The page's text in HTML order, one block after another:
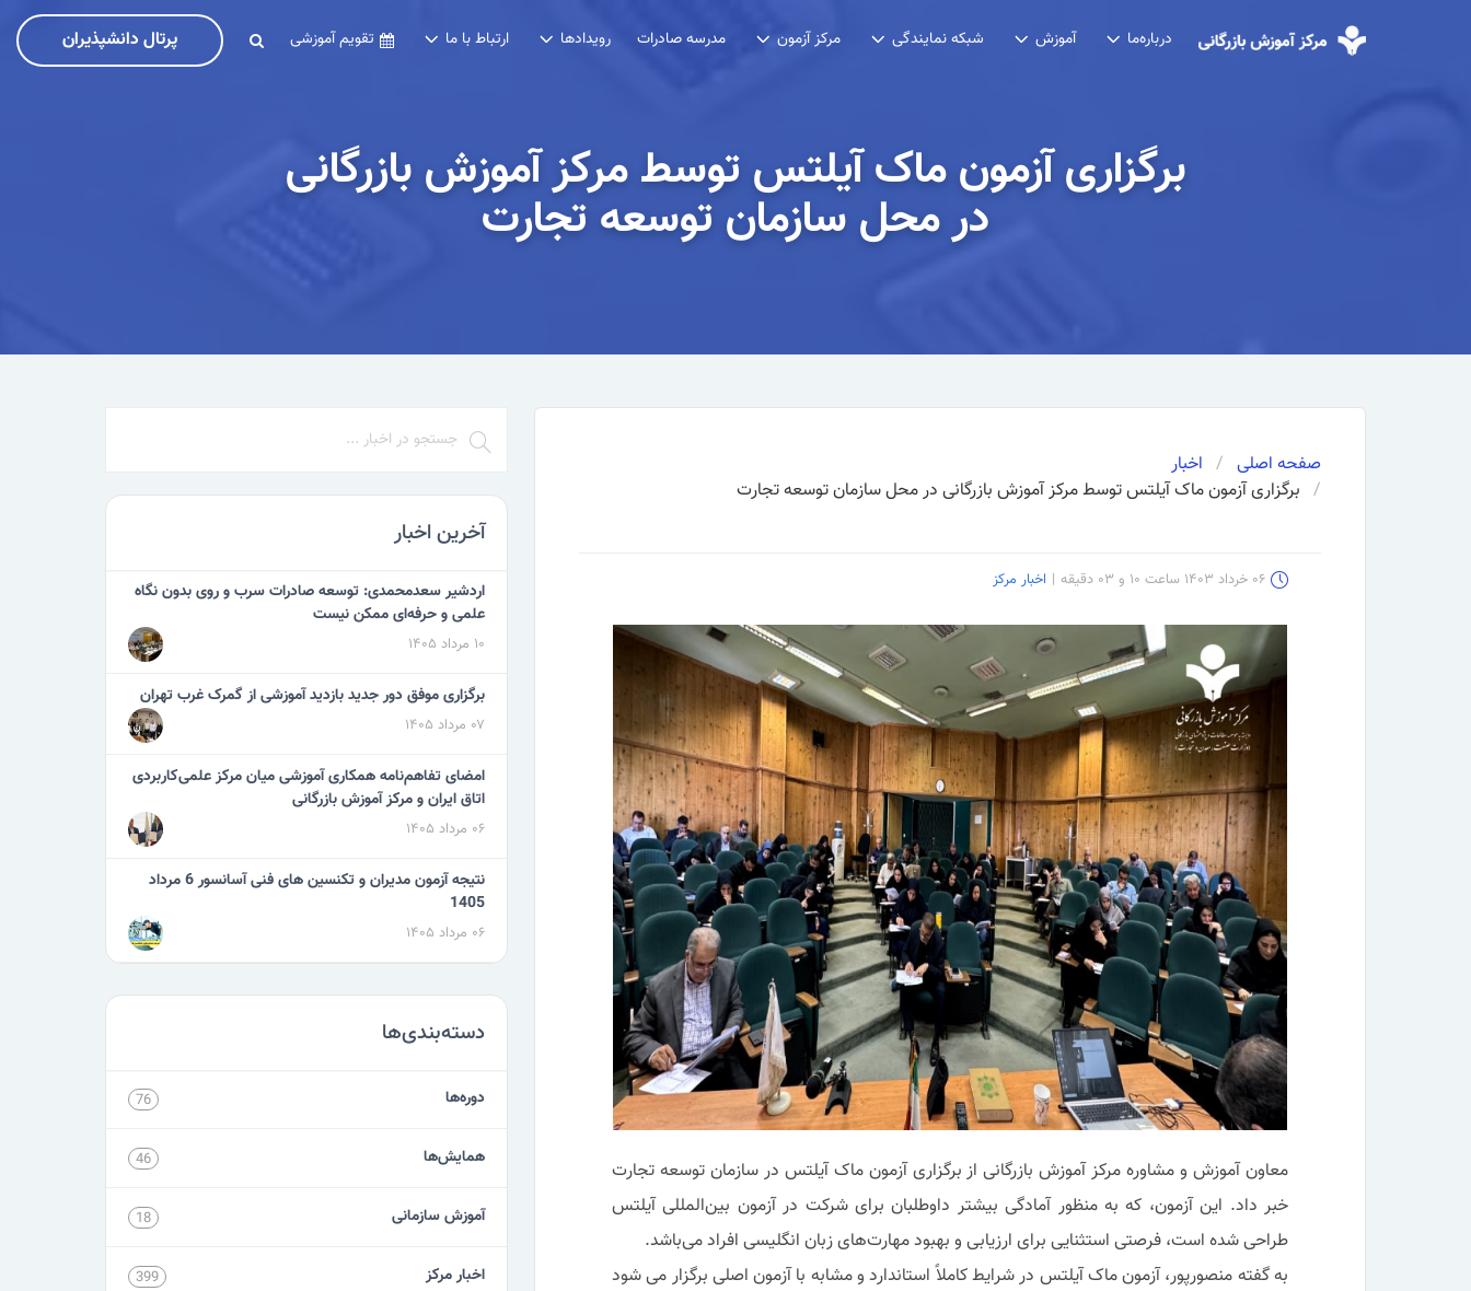
درباره‌ما آموزش شبکه نمایندگی مرکز آزمون مدرسه صادرات رویدادها ارتباط با ما تقویم آموزشی پرتال دانشپذیران
برگزاری آزمون ماک آیلتس توسط مرکز آموزش بازرگانی
در محل سازمان توسعه تجارت
صفحه اصلی
اخبار
برگزاری آزمون ماک آیلتس توسط مرکز آموزش بازرگانی در محل سازمان توسعه تجارت
۰۶ خرداد ۱۴۰۳ ساعت ۱۰ و ۰۳ دقیقه | اخبار مرکز
معاون آموزش و مشاوره مرکز آموزش بازرگانی از برگزاری آزمون ماک آیلتس در سازمان توسعه تجارت
خبر داد. این آزمون، که به منظور آمادگی بیشتر داوطلبان برای شرکت در آزمون بین‌المللی آیلتس
طراحی شده است، فرصتی استثنایی برای ارزیابی و بهبود مهارت‌های زبان انگلیسی افراد می‌باشد.
به گفته منصورپور، آزمون ماک آیلتس در شرایط کاملاً استاندارد و مشابه با آزمون اصلی برگزار می شود
آخرین اخبار
اردشیر سعدمحمدی: توسعه صادرات سرب و روی بدون نگاه
علمی و حرفه‌ای ممکن نیست
۱۰ مرداد ۱۴۰۵
برگزاری موفق دور جدید بازدید آموزشی از گمرک غرب تهران
۰۷ مرداد ۱۴۰۵
امضای تفاهم‌نامه همکاری آموزشی میان مرکز علمی‌کاربردی
اتاق ایران و مرکز آموزش بازرگانی
۰۶ مرداد ۱۴۰۵
نتیجه آزمون مدیران و تکنسین های فنی آسانسور 6 مرداد
1405
۰۶ مرداد ۱۴۰۵
دسته‌بندی‌ها
دوره‌ها 76
همایش‌ها 46
آموزش سازمانی 18
اخبار مرکز 399